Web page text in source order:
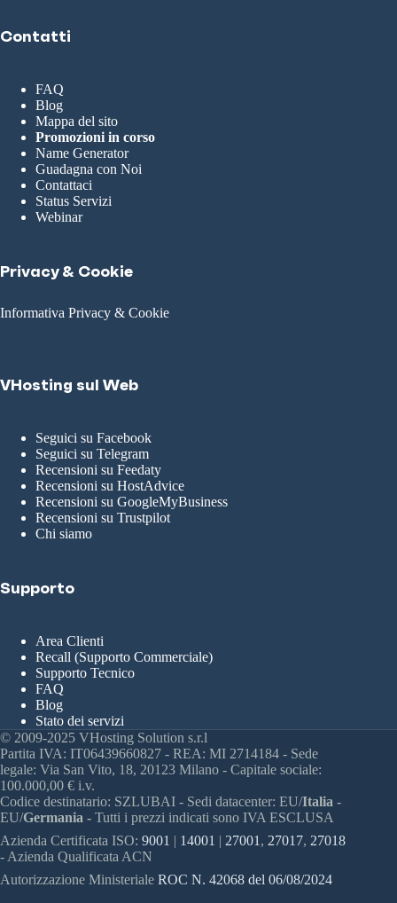
Contatti
FAQ
Blog
Mappa del sito
Promozioni in corso
Name Generator
Guadagna con Noi
Contattaci
Status Servizi
Webinar
Privacy & Cookie
Informativa Privacy & Cookie
VHosting sul Web
Seguici su Facebook
Seguici su Telegram
Recensioni su Feedaty
Recensioni su HostAdvice
Recensioni su GoogleMyBusiness
Recensioni su Trustpilot
Chi siamo
Supporto
Area Clienti
Recall (Supporto Commerciale)
Supporto Tecnico
FAQ
Blog
Stato dei servizi
© 2009-2025 VHosting Solution s.r.l
Partita IVA: IT06439660827 - REA: MI 2714184 - Sede
legale: Via San Vito, 18, 20123 Milano - Capitale sociale:
100.000,00 € i.v.
Codice destinatario: SZLUBAI - Sedi datacenter: EU/Italia -
EU/Germania - Tutti i prezzi indicati sono IVA ESCLUSA
Azienda Certificata ISO: 9001 | 14001 | 27001 , 27017, 27018
- Azienda Qualificata ACN
Autorizzazione Ministeriale ROC N. 42068 del 06/08/2024